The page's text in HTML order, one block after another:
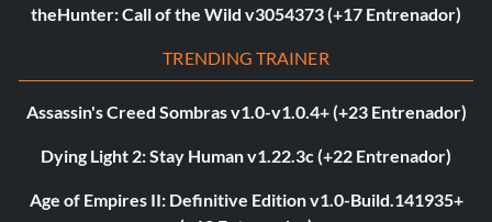
theHunter: Call of the Wild v3054373 (+17 Entrenador)
TRENDING TRAINER
Assassin's Creed Sombras v1.0-v1.0.4+ (+23 Entrenador)
Dying Light 2: Stay Human v1.22.3c (+22 Entrenador)
Age of Empires II: Definitive Edition v1.0-Build.141935+